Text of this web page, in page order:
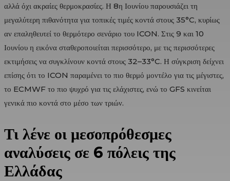
αλλά όχι ακραίες θερμοκρασίες. Η 8η Ιουνίου παρουσιάζει τη
μεγαλύτερη πιθανότητα για τοπικές τιμές κοντά στους 35°C, κυρίως
αν επαληθευτεί το θερμότερο σενάριο του ICON. Στις 9 και 10
Ιουνίου η εικόνα σταθεροποιείται περισσότερο, με τις περισσότερες
εκτιμήσεις να συγκλίνουν κοντά στους 32–33°C. Η σύγκριση δείχνει
επίσης ότι το ICON παραμένει το πιο θερμό μοντέλο για τις μέγιστες,
το ECMWF το πιο ψυχρό για τις ελάχιστες, ενώ το GFS κινείται
γενικά πιο κοντά στο μέσο των τριών.
Τι λένε οι μεσοπρόθεσμες
αναλύσεις σε 6 πόλεις της
Ελλάδας